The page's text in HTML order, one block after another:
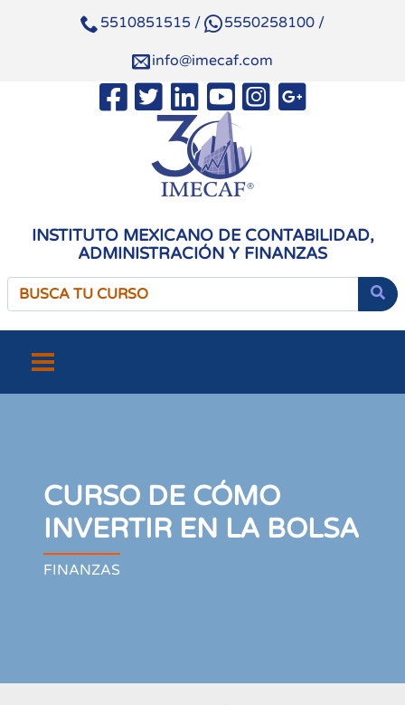
5510851515 / 5550258100 /
info@imecaf.com
INSTITUTO MEXICANO DE CONTABILIDAD,
ADMINISTRACIÓN Y FINANZAS
CURSO DE CÓMO
INVERTIR EN LA BOLSA
FINANZAS